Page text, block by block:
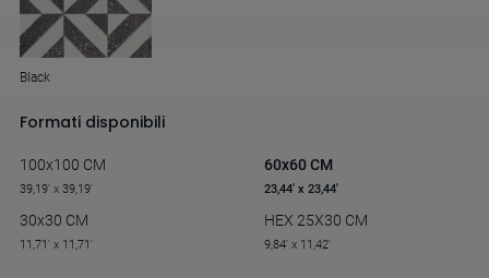
Black
Formati disponibili
100x100 CM
39,19' x 39,19'
60x60 CM
23,44' x 23,44'
30x30 CM
11,71' x 11,71'
HEX 25X30 CM
9,84' x 11,42'